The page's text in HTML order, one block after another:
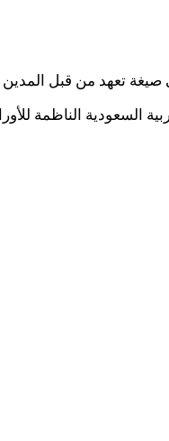
تعهد من قبل المدين
السعودية الناظمة